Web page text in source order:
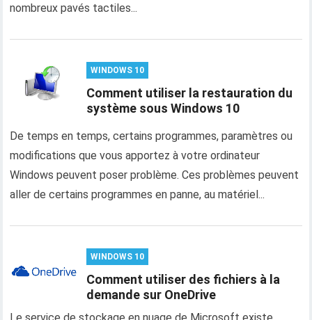
nombreux pavés tactiles...
WINDOWS 10
Comment utiliser la restauration du
système sous Windows 10
De temps en temps, certains programmes, paramètres ou
modifications que vous apportez à votre ordinateur
Windows peuvent poser problème. Ces problèmes peuvent
aller de certains programmes en panne, au matériel...
WINDOWS 10
Comment utiliser des fichiers à la
demande sur OneDrive